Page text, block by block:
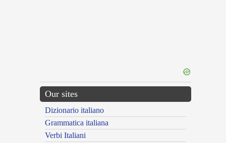
Our sites
Dizionario italiano
Grammatica italiana
Verbi Italiani